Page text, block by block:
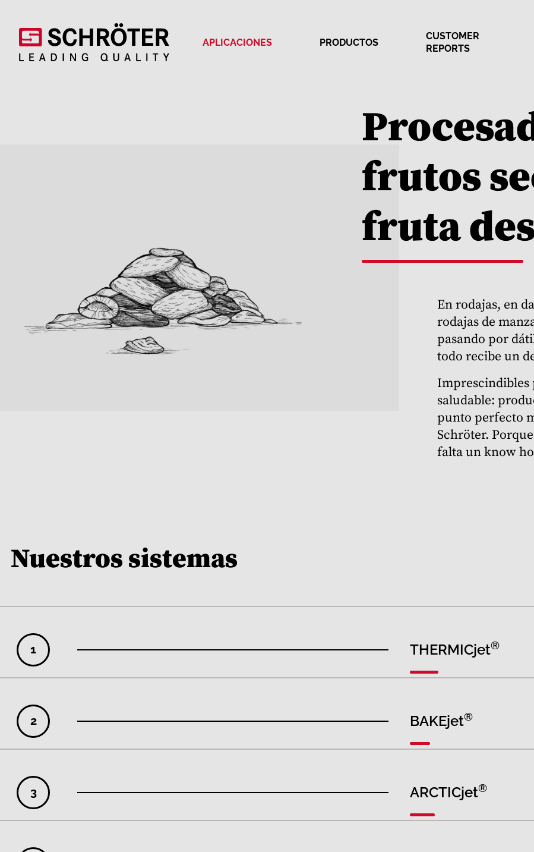
APLICACIONES PRODUCTOS
CUSTOMER
REPORTS
frutos
fruta
En rodajas, en
rodajas de
pasando por
todo recibe un
Imprescindibles
saludable:
punto perfecto
Schröter.
falta un know
Nuestros sistemas
1 THERMICjet®
2 BAKEjet®
3 ARCTICjet®